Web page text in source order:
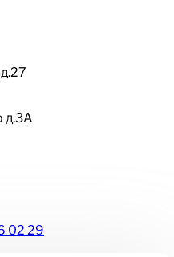
д.3А
02 29